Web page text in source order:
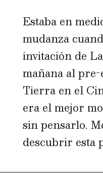
Estaba en
mudanza
invitación de
mañana al
Tierra en el
era el mejor
sin pensarlo.
descubrir esta